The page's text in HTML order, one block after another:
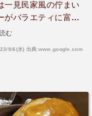
一見民家風の佇まい
がバラエティに富ん
った。一品ずつこつ
やは誰もが楽しめる
む
9/6(水) 出典:www.google.com